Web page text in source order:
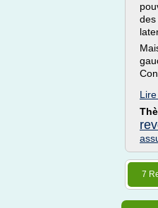
des
7